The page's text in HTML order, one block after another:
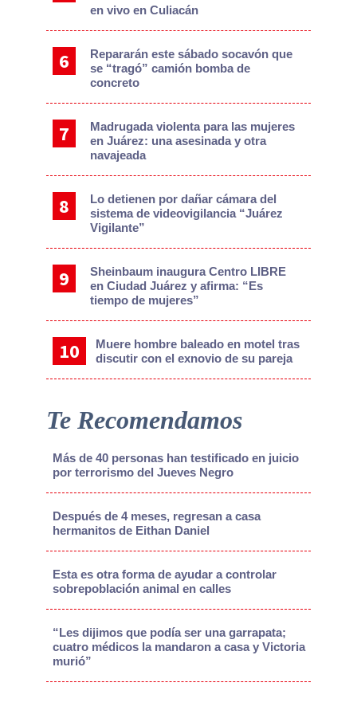
en vivo en Culiacán
Repararán este sábado socavón que
se “tragó” camión bomba de
concreto
Madrugada violenta para las mujeres
en Juárez: una asesinada y otra
navajeada
Lo detienen por dañar cámara del
sistema de videovigilancia “Juárez
Vigilante”
Sheinbaum inaugura Centro LIBRE
en Ciudad Juárez y afirma: “Es
tiempo de mujeres”
Muere hombre baleado en motel tras
discutir con el exnovio de su pareja
Te Recomendamos
Más de 40 personas han testificado en juicio
por terrorismo del Jueves Negro
Después de 4 meses, regresan a casa
hermanitos de Eithan Daniel
Esta es otra forma de ayudar a controlar
sobrepoblación animal en calles
“Les dijimos que podía ser una garrapata;
cuatro médicos la mandaron a casa y Victoria
murió”